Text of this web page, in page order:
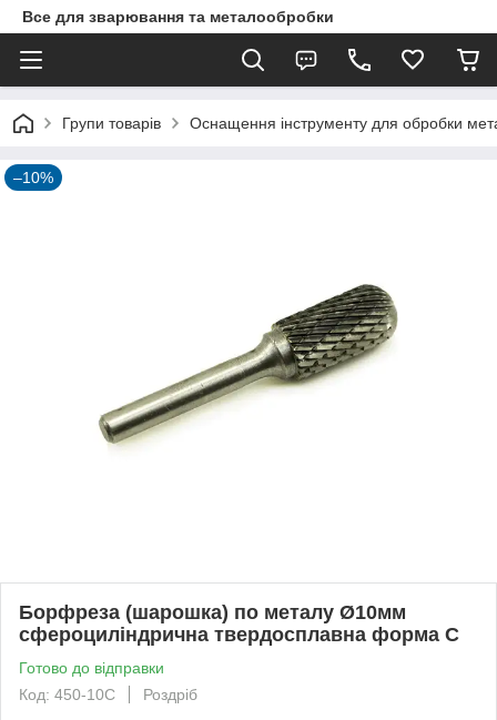
Все для зварювання та металообробки
Групи товарів Оснащення інструменту для обробки
–10%
Борфреза (шарошка) по металу Ø10мм
сфероциліндрична твердосплавна форма C
Готово до відправки
Код: 450-10C
Роздріб